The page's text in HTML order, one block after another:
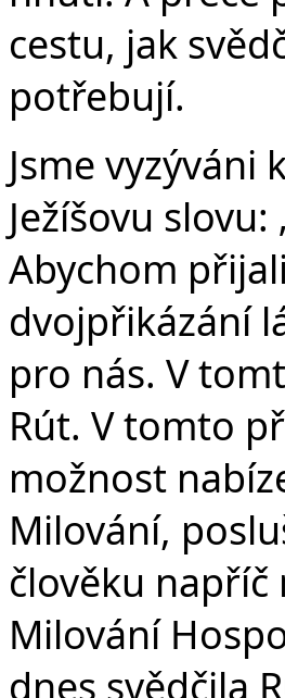
cestu, jak
potřebují.
Jsme
Ježíšovu
Abychom
dvojpřikázání
pro nás. V
Rút. V tomto
možnost
Milování,
člověku
Milování
dnes svědčila